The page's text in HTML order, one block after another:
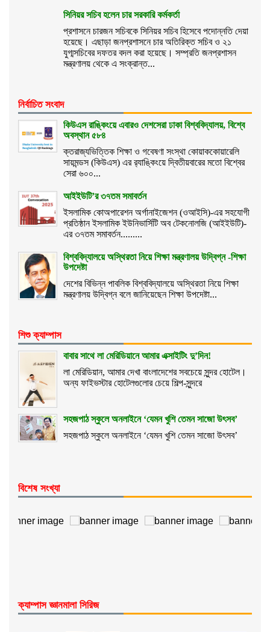
সিনিয়র সচিব হলেন চার সরকারি কর্মকর্তা
প্রশাসনে চারজন সচিবকে সিনিয়র সচিব হিসেবে পদোন্নতি দেয়া
হয়েছে। এছাড়া জনপ্রশাসনে চার অতিরিক্ত সচিব ও ২১
যুগ্মসচিবের দফতর বদল করা হয়েছে। সম্প্রতি জনপ্রশাসন
মন্ত্রণালয় থেকে এ সংক্রান্ত...
নির্বাচিত সংবাদ
কিউএস রাঙ্কিংয়ে এবারও দেশসেরা ঢাকা বিশ্ববিদ্যালয়, বিশ্বে
অবস্থান ৫৮৪
ক্তরাজ্যভিত্তিক শিক্ষা ও গবেষণা সংস্থা কোয়াককোয়ারেলি
সায়মন্ডস (কিউএস) এর র‌্যাঙ্কিংয়ে দ্বিতীয়বারের মতো বিশ্বের
সেরা ৬০০...
আইইউটি’র ৩৭তম সমাবর্তন
ইসলামিক কোঅপারেশন অর্গানাইজেশন (ওআইসি)-এর সহযোগী
প্রতিষ্ঠান ইসলামিক ইউনিভার্সিটি অব টেকনোলজি (আইইউটি)-
এর ৩৭তম সমাবর্তন.........
বিশ্ববিদ্যালয়ে অস্থিরতা নিয়ে শিক্ষা মন্ত্রণালয় উদ্বিগ্ন -শিক্ষা
উপদেষ্টা
দেশের বিভিন্ন পাবলিক বিশ্ববিদ্যালয়ে অস্থিরতা নিয়ে শিক্ষা
মন্ত্রণালয় উদ্বিগ্ন বলে জানিয়েছেন শিক্ষা উপদেষ্টা...
শিশু ক্যাম্পাস
বাবার সাথে লা মেরিডিয়ানে আমার এক্সাইটিং দু’দিন!
লা মেরিডিয়ান, আমার দেখা বাংলাদেশের সবচেয়ে সুন্দর হোটেল।
অন্য ফাইভস্টার হোটেলগুলোর চেয়ে শিল্প-সুন্দরে
সহজপাঠ স্কুলে অনলাইনে ‘যেমন খুশি তেমন সাজো উৎসব’
সহজপাঠ স্কুলে অনলাইনে ‘যেমন খুশি তেমন সাজো উৎসব’
বিশেষ সংখ্যা
ক্যাম্পাস জ্ঞানমালা সিরিজ